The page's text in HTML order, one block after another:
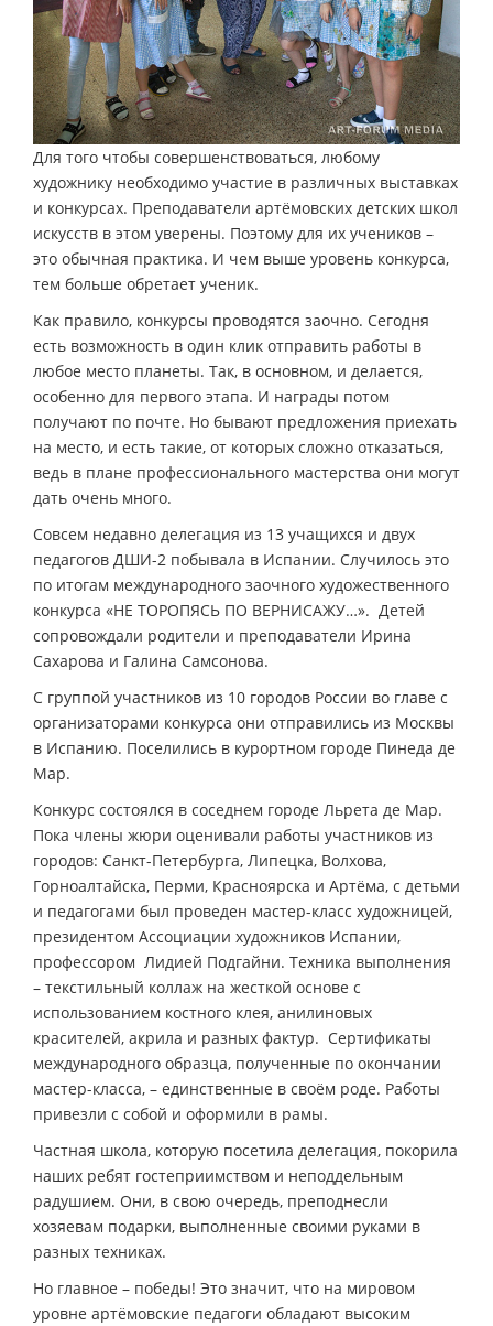
Для того чтобы совершенствоваться, любому
художнику необходимо участие в различных выставках
и конкурсах. Преподаватели артёмовских детских школ
искусств в этом уверены. Поэтому для их учеников –
это обычная практика. И чем выше уровень конкурса,
тем больше обретает ученик.
Как правило, конкурсы проводятся заочно. Сегодня
есть возможность в один клик отправить работы в
любое место планеты. Так, в основном, и делается,
особенно для первого этапа. И награды потом
получают по почте. Но бывают предложения приехать
на место, и есть такие, от которых сложно отказаться,
ведь в плане профессионального мастерства они могут
дать очень много.
Совсем недавно делегация из 13 учащихся и двух
педагогов ДШИ-2 побывала в Испании. Случилось это
по итогам международного заочного художественного
конкурса «НЕ ТОРОПЯСЬ ПО ВЕРНИСАЖУ…». Детей
сопровождали родители и преподаватели Ирина
Сахарова и Галина Самсонова.
С группой участников из 10 городов России во главе с
организаторами конкурса они отправились из Москвы
в Испанию. Поселились в курортном городе Пинеда де
Мар.
Конкурс состоялся в соседнем городе Льрета де Мар.
Пока члены жюри оценивали работы участников из
городов: Санкт-Петербурга, Липецка, Волхова,
Горноалтайска, Перми, Красноярска и Артёма, с детьми
и педагогами был проведен мастер-класс художницей,
президентом Ассоциации художников Испании,
профессором Лидией Подгайни. Техника выполнения
– текстильный коллаж на жесткой основе с
использованием костного клея, анилиновых
красителей, акрила и разных фактур. Сертификаты
международного образца, полученные по окончании
мастер-класса, – единственные в своём роде. Работы
привезли с собой и оформили в рамы.
Частная школа, которую посетила делегация, покорила
наших ребят гостеприимством и неподдельным
радушием. Они, в свою очередь, преподнесли
хозяевам подарки, выполненные своими руками в
разных техниках.
Но главное – победы! Это значит, что на мировом
уровне артёмовские педагоги обладают высоким